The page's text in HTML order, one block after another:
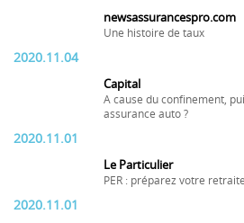
newsassurancespro.com
Une histoire de taux
2020.11.04
Capital
A cause du confinement,
assurance auto ?
2020.11.01
Le Particulier
PER : préparez votre
2020.11.01